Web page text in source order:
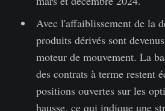
Avec l'affaiblissement de la
produits dérivés sont
moteur de mouvement. La
des contrats à terme restent
positions ouvertes sur les
hausse, ce qui indique une